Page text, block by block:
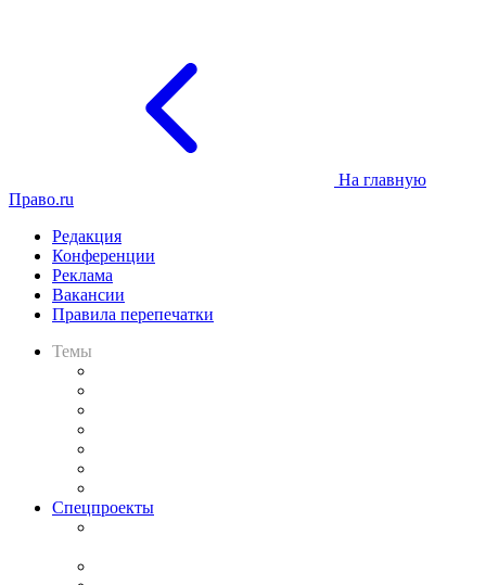
На главную
Право.ru
Редакция
Конференции
Реклама
Вакансии
Правила перепечатки
Темы
Спецпроекты